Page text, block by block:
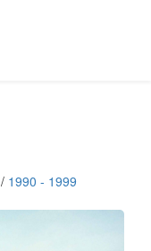
/ 1990 - 1999